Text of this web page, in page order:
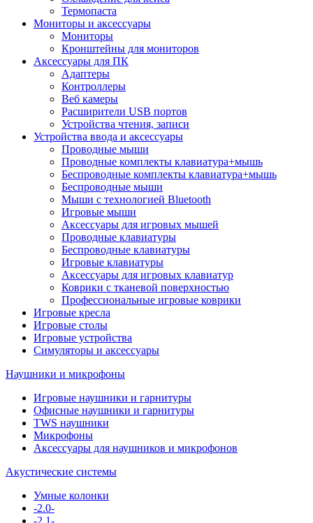
Термопаста
Мониторы и аксессуары
Мониторы
Кронштейны для мониторов
Аксессуары для ПК
Адаптеры
Контроллеры
Веб камеры
Расширители USB портов
Устройства чтения, записи
Устройства ввода и аксессуары
Проводные мыши
Проводные комплекты клавиатура+мышь
Беспроводные комплекты клавиатура+мышь
Беспроводные мыши
Мыши с технологией Bluetooth
Игровые мыши
Аксессуары для игровых мышей
Проводные клавиатуры
Беспроводные клавиатуры
Игровые клавиатуры
Аксессуары для игровых клавиатур
Коврики с тканевой поверхностью
Профессиональные игровые коврики
Игровые кресла
Игровые столы
Игровые устройства
Симуляторы и аксессуары
Наушники и микрофоны
Игровые наушники и гарнитуры
Офисные наушники и гарнитуры
TWS наушники
Микрофоны
Аксессуары для наушников и микрофонов
Акустические системы
Умные колонки
-2.0-